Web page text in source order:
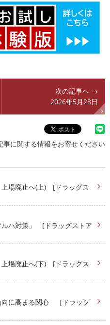
次の記事へ →
2026年5月28日
事に関する情報をお寄せください
上場廃止へ(上) [ドラッグス
ルハ対策」 [ドラッグストア
上場廃止へ(下) [ドラッグス
向に高まる関心 ［ドラッグ